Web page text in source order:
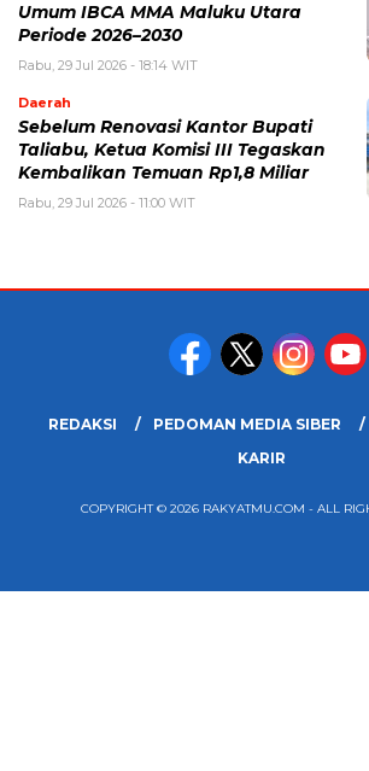
Umum IBCA MMA Maluku Utara
Periode 2026–2030
Rabu, 29 Jul 2026 - 18:14 WIT
Daerah
Sebelum Renovasi Kantor Bupati
Taliabu, Ketua Komisi III Tegaskan
Kembalikan Temuan Rp1,8 Miliar
Rabu, 29 Jul 2026 - 11:00 WIT
REDAKSI PEDOMAN MEDIA SIBER
KARIR
COPYRIGHT © 2026 RAKYATMU.COM - ALL